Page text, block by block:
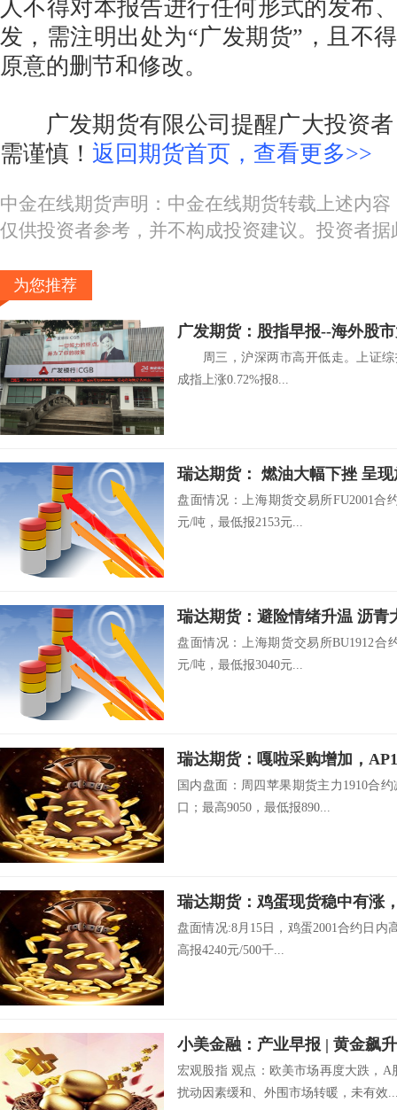
人不得对本报告进行任何形式的发布
发，需注明出处为“广发期货”，且不
原意的删节和修改。
广发期货有限公司提醒广大投资者
需谨慎！ 返回期货首页，查看更多>>
中金在线期货声明：中金在线期货转载上述内
仅供投资者参考，并不构成投资建议。投资者
为您推荐
广发期货：股指早报--海外股
周三，沪深两市高开低走。上证综
成指上涨0.72%报8...
瑞达期货： 燃油大幅下挫 呈
盘面情况：上海期货交易所FU2001合
元/吨，最低报2153元...
瑞达期货：避险情绪升温 沥青
盘面情况：上海期货交易所BU1912合
元/吨，最低报3040元...
瑞达期货：嘎啦采购增加，
国内盘面：周四苹果期货主力1910合
口；最高9050，最低报890...
瑞达期货：鸡蛋现货稳中有涨
盘面情况:8月15日，鸡蛋2001合约日内
高报4240元/500千...
宏观股指 观点：欧美市场再度大跌，
扰动因素缓和、外围市场转暖，未有效